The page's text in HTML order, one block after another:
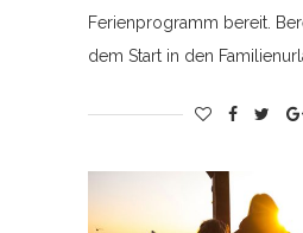
Ferienprogramm bereit.
dem Start in den